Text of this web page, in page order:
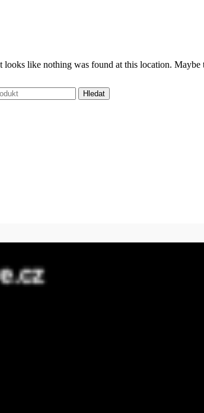
looks like nothing was found at this location. Maybe
Hledat